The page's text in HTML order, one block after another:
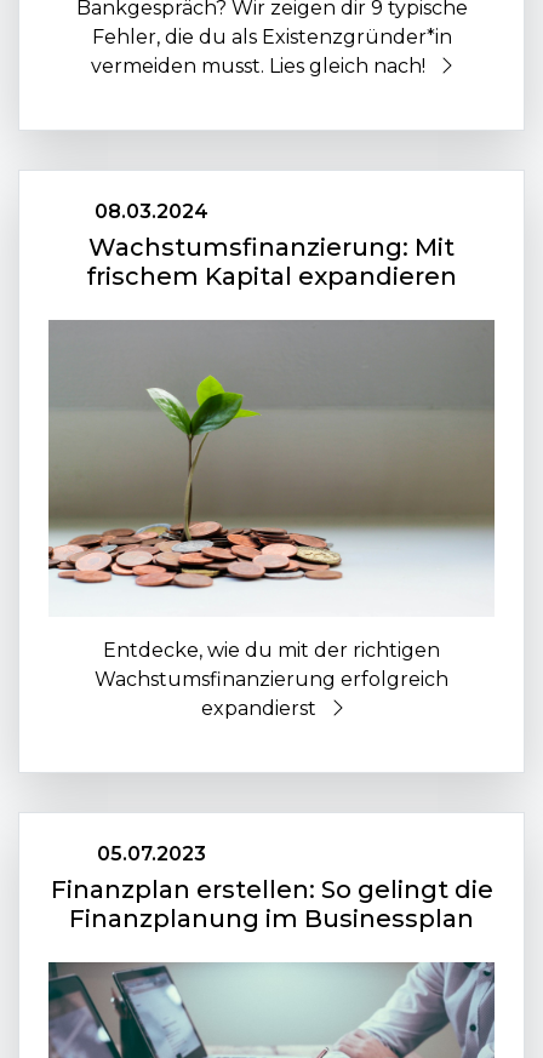
Bankgespräch? Wir zeigen dir 9 typische
Fehler, die du als Existenzgründer*in
vermeiden musst. Lies gleich nach!
08.03.2024
Wachstumsfinanzierung: Mit
frischem Kapital expandieren
Entdecke, wie du mit der richtigen
Wachstumsfinanzierung erfolgreich
expandierst
05.07.2023
Finanzplan erstellen: So gelingt die
Finanzplanung im Businessplan